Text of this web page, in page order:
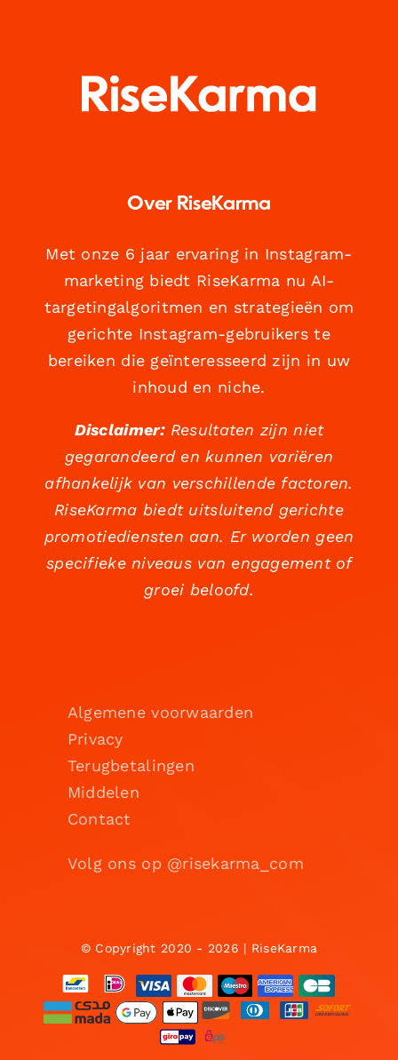
Over RiseKarma
Met onze 6 jaar ervaring in Instagram-
marketing biedt RiseKarma nu AI-
targetingalgoritmen en strategieën om
gerichte Instagram-gebruikers te
bereiken die geïnteresseerd zijn in uw
inhoud en niche.
Disclaimer:Resultaten zijn niet
gegarandeerd en kunnen variëren
afhankelijk van verschillende factoren.
RiseKarma biedt uitsluitend gerichte
promotiediensten aan. Er worden geen
specifieke niveaus van engagement of
groei beloofd.
Algemene voorwaarden
Privacy
Terugbetalingen
Middelen
Contact
Volg ons op @risekarma_com
© Copyright 2020 - 2026 | RiseKarma